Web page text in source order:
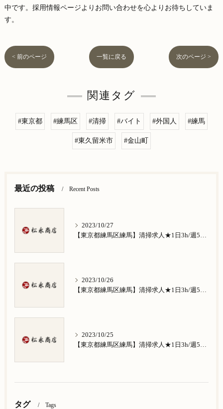
中です。採用情報ページよりお問い合わせを心よりお待ちしていま
す。
< 前のページ 一覧に戻る 次のページ >
関連タグ
#東京都 #練馬区 #清掃 #バイト #外国人 #練馬
#東久留米市 #金山町
最近の投稿 Recent Posts
2023/10/27
【東京都練馬区練馬】清掃求人★1日3h/週5日/祝日お休み★谷原在住の方歓迎
2023/10/26
【東京都練馬区練馬】清掃求人★1日3h/週5日/祝日お休み★南田中在住の方歓迎
2023/10/25
【東京都練馬区練馬】清掃求人★1日3h/週5日/祝日お休み★南大泉在住の方歓迎
タグ Tags